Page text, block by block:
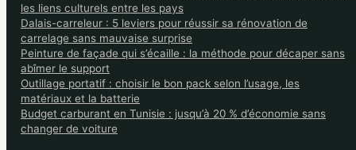
les liens culturels entre les pays
Dalais-carreleur : 5 leviers pour réussir sa rénovation de
carrelage sans mauvaise surprise
Peinture de façade qui s’écaille : la méthode pour décaper sans
abîmer le support
Outillage portatif : choisir le bon pack selon l’usage, les
matériaux et la batterie
Budget carburant en Tunisie : jusqu’à 20 % d’économie sans
changer de voiture